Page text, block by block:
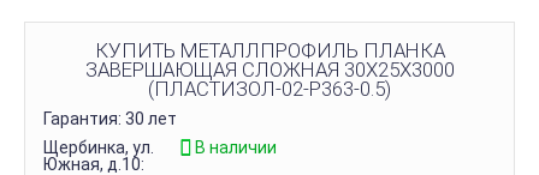
КУПИТЬ МЕТАЛЛПРОФИЛЬ ПЛАНКА
ЗАВЕРШАЮЩАЯ СЛОЖНАЯ 30Х25Х3000
(ПЛАСТИЗОЛ-02-Р363-0.5)
Гарантия: 30 лет
Щербинка, ул.
Южная, д.10:
В наличии